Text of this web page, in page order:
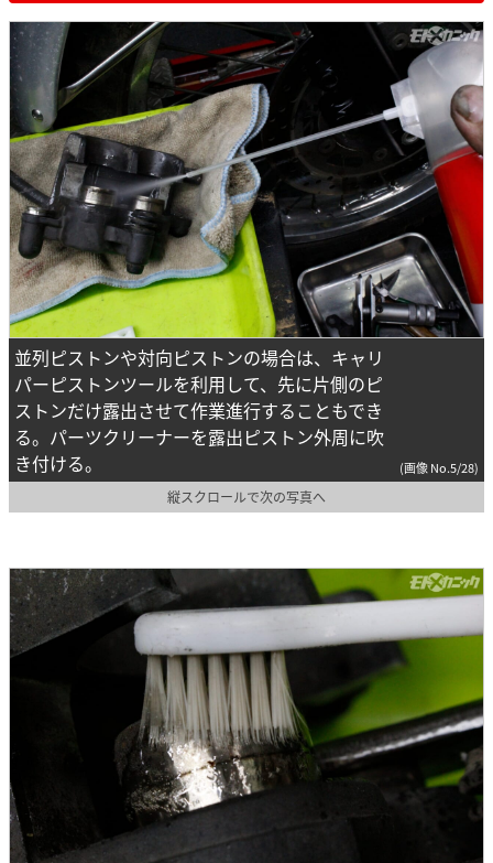
並列ピストンや対向ピストンの場合は、キャリ
パーピストンツールを利用して、先に片側のピ
ストンだけ露出させて作業進行することもでき
る。パーツクリーナーを露出ピストン外周に吹
き付ける。
(画像 No.5/28)
縦スクロールで次の写真へ